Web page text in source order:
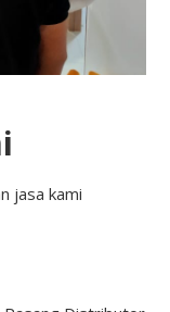
jasa kami